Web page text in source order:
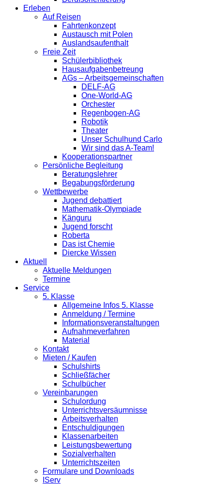
Erleben
Auf Reisen
Fahrtenkonzept
Austausch mit Polen
Auslandsaufenthalt
Freie Zeit
Schülerbibliothek
Hausaufgabenbetreung
AGs – Arbeitsgemeinschaften
DELF-AG
One-World-AG
Orchester
Regenbogen-AG
Robotik
Theater
Unser Schulhund Carlo
Wir sind das A-Team!
Kooperationspartner
Persönliche Begleitung
Beratungslehrer
Begabungsförderung
Wettbewerbe
Jugend debattiert
Mathematik-Olympiade
Känguru
Jugend forscht
Roberta
Das ist Chemie
Diercke Wissen
Aktuell
Aktuelle Meldungen
Termine
Service
5. Klasse
Allgemeine Infos 5. Klasse
Anmeldung / Termine
Informationsveranstaltungen
Aufnahmeverfahren
Material
Kontakt
Mieten / Kaufen
Schulshirts
Schließfächer
Schulbücher
Vereinbarungen
Schulordung
Unterrichtsversäumnisse
Arbeitsverhalten
Entschuldigungen
Klassenarbeiten
Leistungsbewertung
Sozialverhalten
Unterrichtszeiten
Formulare und Downloads
IServ